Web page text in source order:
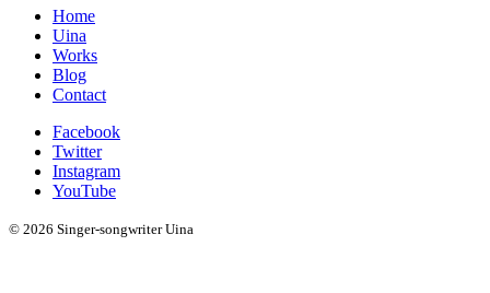
Home
Uina
Works
Blog
Contact
Facebook
Twitter
Instagram
YouTube
© 2026 Singer-songwriter Uina